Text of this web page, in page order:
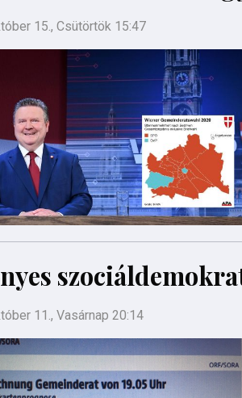
15., Csütörtök 15:47
11., Vasárnap 20:14